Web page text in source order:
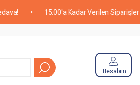
• 15:00'a Kadar Verilen Siparişler Aynı
Hesabım